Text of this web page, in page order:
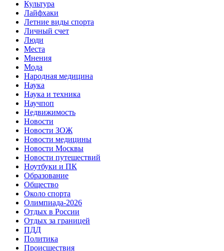
Культура
Лайфхаки
Летние виды спорта
Личный счет
Люди
Места
Мнения
Мода
Народная медицина
Наука
Наука и техника
Научпоп
Недвижимость
Новости
Новости ЗОЖ
Новости медицины
Новости Москвы
Новости путешествий
Ноутбуки и ПК
Образование
Общество
Около спорта
Олимпиада-2026
Отдых в России
Отдых за границей
ПДД
Политика
Происшествия